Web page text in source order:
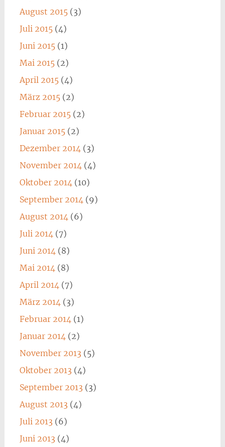
August 2015(3)
Juli 2015(4)
Juni 2015(1)
Mai 2015(2)
April 2015(4)
März 2015(2)
Februar 2015(2)
Januar 2015(2)
Dezember 2014 (3)
November 2014 (4)
Oktober 2014 (10)
September 2014 (9)
August 2014 (6)
Juli 2014 (7)
Juni 2014 (8)
Mai 2014 (8)
April 2014 (7)
März 2014 (3)
Februar 2014 (1)
Januar 2014 (2)
November 2013 (5)
Oktober 2013 (4)
September 2013 (3)
August 2013 (4)
Juli 2013 (6)
Juni 2013 (4)